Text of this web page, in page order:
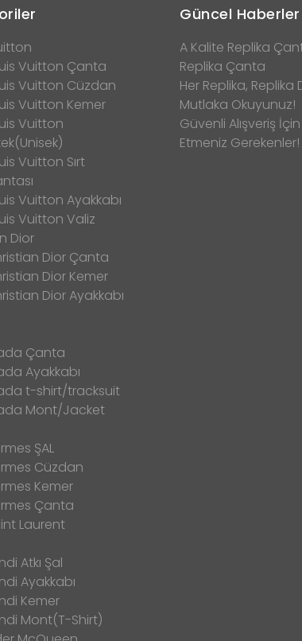
Vuitton Çanta
Vuitton Cüzdan
Vuitton Kemer
Vuitton
Vuitton Sırt
Vuitton Ayakkabı
Vuitton Valiz
Dior
Dior Çanta
Dior Kemer
Dior Ayakkabı
Çanta
Ayakkabı
t-shirt/tracksuit
Mont/Jacket
ŞAL
Cüzdan
Kemer
Çanta
Laurent
Atkı Şal
Ayakkabı
Kemer
Mont(T-Shirt)
Güncel Haberler
A Kalite Replika
Replika Çanta
Her Replika, Replika
Mutlaka Okuyunuz!
Güvenli Alışveriş
Etmeniz Gerekenler!